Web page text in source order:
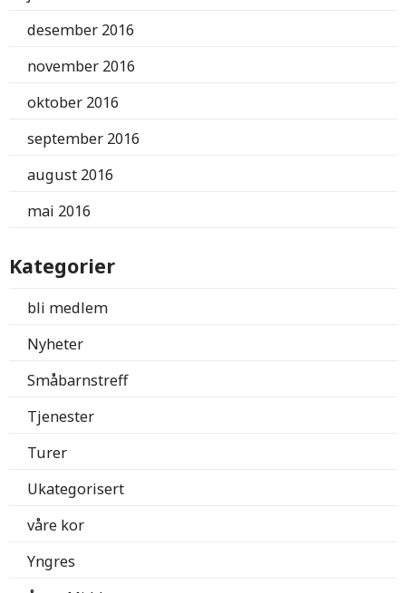
desember 2016
november 2016
oktober 2016
september 2016
august 2016
mai 2016
Kategorier
bli medlem
Nyheter
Småbarnstreff
Tjenester
Turer
Ukategorisert
våre kor
Yngres